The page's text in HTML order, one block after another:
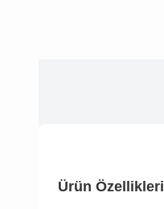
Ürün Özellikleri